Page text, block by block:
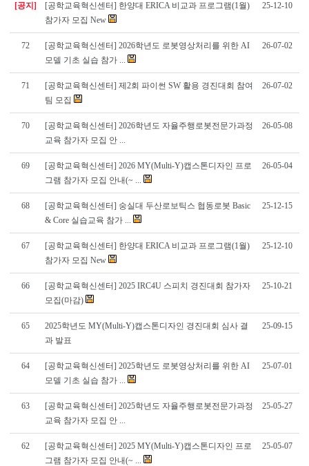
[공지]
[공학교육혁신센터] 한양대 ERICA 비교과 프로그램(1월)
참가자 모집 New
25-12-10
72
[공학교육혁신센터] 2026학년도 로봇영상처리를 위한 AI
모델 기초 실습 참가 ...
26-07-02
71
[공학교육혁신센터] 제2회 파이썬 SW 활용 경진대회 참여
팀 모집
26-07-02
70
[공학교육혁신센터] 2026학년도 자율주행로봇전문가과정
교육 참가자 모집 안 ...
26-05-08
69
[공학교육혁신센터] 2026 MY(Multi-Y)캡스톤디자인 프로
그램 참가자 모집 안내(~ ...
26-05-04
68
[공학교육혁신센터] 숭실대 두산로보틱스 협동로봇 Basic
& Core 실습교육 참가 ...
25-12-15
67
[공학교육혁신센터] 한양대 ERICA 비교과 프로그램(1월)
참가자 모집 New
25-12-10
66
[공학교육혁신센터] 2025 IRC4U 스피치 경진대회 참가자
모집(마감)
25-10-21
65
2025학년도 MY(Multi-Y)캡스톤디자인 경진대회 심사 결
과 발표
25-09-15
64
[공학교육혁신센터] 2025학년도 로봇영상처리를 위한 AI
모델 기초 실습 참가 ...
25-07-01
63
[공학교육혁신센터] 2025학년도 자율주행로봇전문가과정
교육 참가자 모집 안 ...
25-05-27
62
[공학교육혁신센터] 2025 MY(Multi-Y)캡스톤디자인 프로
그램 참가자 모집 안내(~ ...
25-05-07